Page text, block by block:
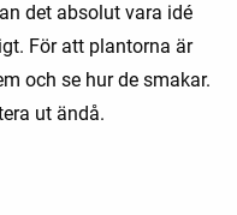
det absolut vara idé
För att plantorna är
och se hur de smakar.
ut ändå.